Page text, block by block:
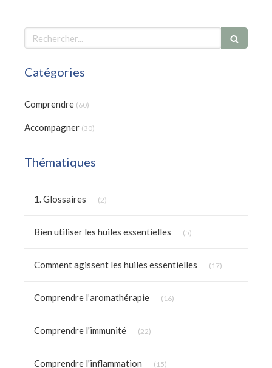
Rechercher
Catégories
Comprendre (60)
Accompagner (30)
Thématiques
1. Glossaires (2)
Bien utiliser les huiles essentielles (5)
Comment agissent les huiles essentielles (17)
Comprendre l’aromathérapie (16)
Comprendre l'immunité (22)
Comprendre l'inflammation (15)